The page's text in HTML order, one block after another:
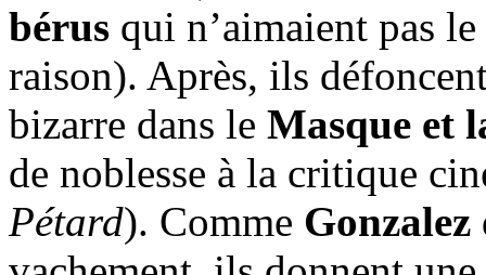
bérus qui n’aimaient pas
raison). Après, ils
bizarre dans le Masque et
de noblesse à la critique
Pétard). Comme Gonzalez